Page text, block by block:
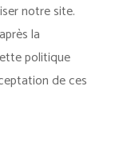
notre site.
la
politique
de ces